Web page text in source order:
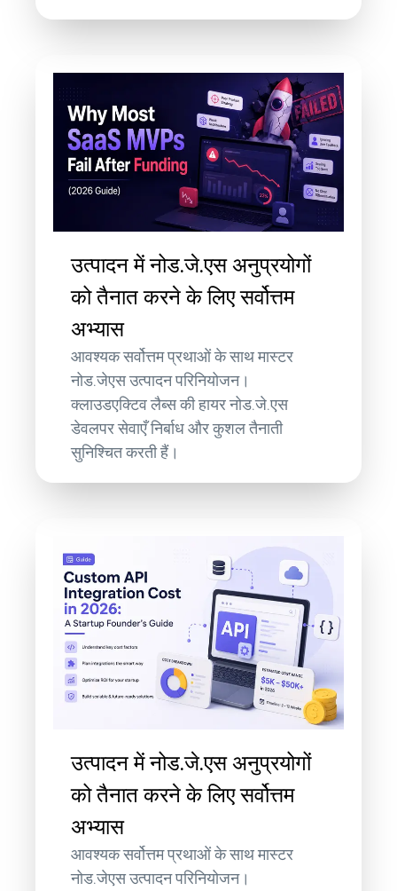
उत्पादन में नोड.जे.एस अनुप्रयोगों
को तैनात करने के लिए सर्वोत्तम
अभ्यास
आवश्यक सर्वोत्तम प्रथाओं के साथ मास्टर
नोड.जेएस उत्पादन परिनियोजन।
क्लाउडएक्टिव लैब्स की हायर नोड.जे.एस
डेवलपर सेवाएँ निर्बाध और कुशल तैनाती
सुनिश्चित करती हैं।
उत्पादन में नोड.जे.एस अनुप्रयोगों
को तैनात करने के लिए सर्वोत्तम
अभ्यास
आवश्यक सर्वोत्तम प्रथाओं के साथ मास्टर
नोड.जेएस उत्पादन परिनियोजन।